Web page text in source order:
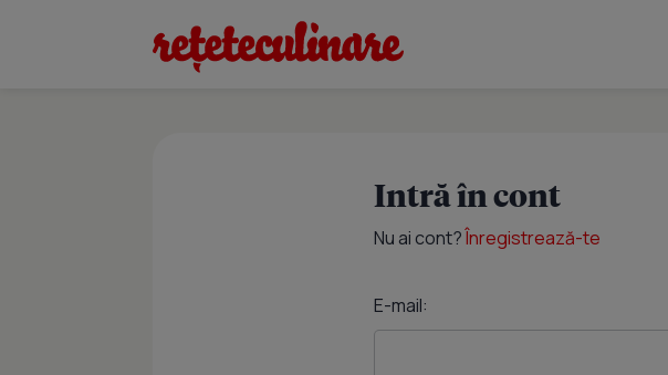
Intră în cont
Nu ai cont?Înregistrează-te
E-mail: